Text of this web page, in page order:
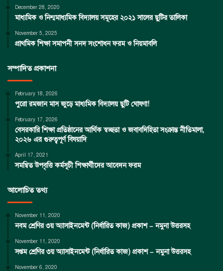
December 28, 2020
মাধ্যমিক ও নিন্মমাধ্যমিক বিদ্যালয় সমূহের ২০২১ সালের ছুটির তালিকা
November 5, 2025
প্রাথমিক শিক্ষা সমাপনী সনদ সংশোধন ফরম ও নিয়মাবলি
সম্পাদিত প্রকাশনা
February 18, 2026
পুরো রমজান মাস জুড়ে মাধ্যমিক বিদ্যালয় ছুটি ঘোষণা!
February 17, 2026
বেসরকারি শিক্ষা প্রতিষ্ঠানের আর্থিক স্বচ্ছতা ও জবাবদিহিতা সংক্রান্ত নীতিমালা,
২০২৬ এর গুরুত্বপূর্ণ বিষয়াদি
April 17, 2021
সমন্বিত উপবৃত্তি কর্মসূচী শিক্ষার্থীদের আবেদন ফরম
আলোচিত তথ্য
November 11, 2020
নবম শ্রেণির ৩য় অ্যাসাইনমেন্ট (নির্ধারিত কাজ) প্রকাশ – নমুনা উত্তরসহ
November 11, 2020
সপ্তম শ্রেণির ৩য় অ্যাসাইনমেন্ট (নির্ধারিত কাজ) প্রকাশ – নমুনা উত্তরসহ
November 6, 2020